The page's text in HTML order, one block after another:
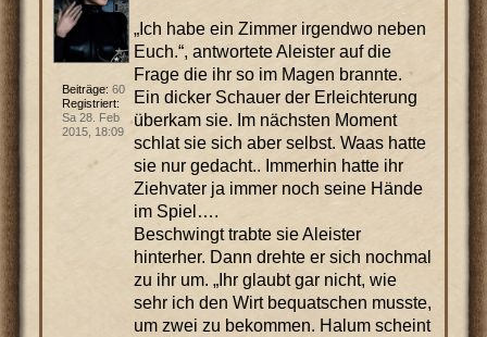
„Ich habe ein Zimmer irgendwo neben
Euch.“, antwortete Aleister auf die
Frage die ihr so im Magen brannte.
Ein dicker Schauer der Erleichterung
überkam sie. Im nächsten Moment
schlat sie sich aber selbst. Waas hatte
sie nur gedacht.. Immerhin hatte ihr
Ziehvater ja immer noch seine Hände
im Spiel….
Beschwingt trabte sie Aleister
hinterher. Dann drehte er sich nochmal
zu ihr um. „Ihr glaubt gar nicht, wie
sehr ich den Wirt bequatschen musste,
um zwei zu bekommen. Halum scheint
Beiträge: 60
Registriert:
Sa 28. Feb
2015, 18:09